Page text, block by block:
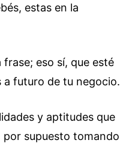
estas en la
eso sí, que esté
a futuro de tu negocio.
y aptitudes que
por supuesto tomando